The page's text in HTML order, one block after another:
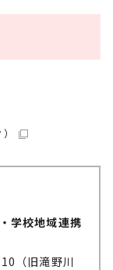
学校地域連携
（旧滝野川